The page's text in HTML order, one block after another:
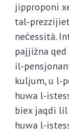
jipproponi
tal-
neċessità.
pajjiżna
il-
kuljum, u l-
huwa l-
biex jaqdi lil
huwa l-